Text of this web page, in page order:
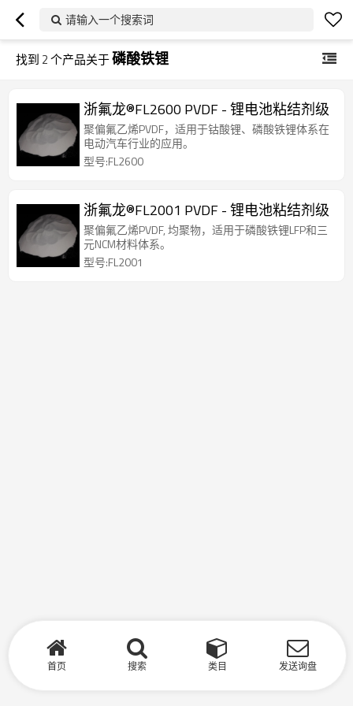
请输入一个搜索词
找到 2个产品关于磷酸铁锂
浙氟龙®FL2600 PVDF - 锂电池粘结剂级
聚偏氟乙烯PVDF，适用于钴酸锂、磷酸铁锂体系在
电动汽车行业的应用。
型号:FL2600
浙氟龙®FL2001 PVDF - 锂电池粘结剂级
聚偏氟乙烯PVDF, 均聚物，适用于磷酸铁锂LFP和三
元NCM材料体系。
型号:FL2001
首页 搜索 类目 发送询盘